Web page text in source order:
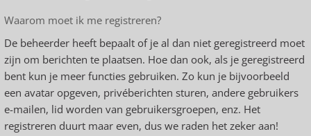
Waarom moet ik me registreren?
De beheerder heeft bepaalt of je al dan niet geregistreerd moet
zijn om berichten te plaatsen. Hoe dan ook, als je geregistreerd
bent kun je meer functies gebruiken. Zo kun je bijvoorbeeld
een avatar opgeven, privéberichten sturen, andere gebruikers
e-mailen, lid worden van gebruikersgroepen, enz. Het
registreren duurt maar even, dus we raden het zeker aan!